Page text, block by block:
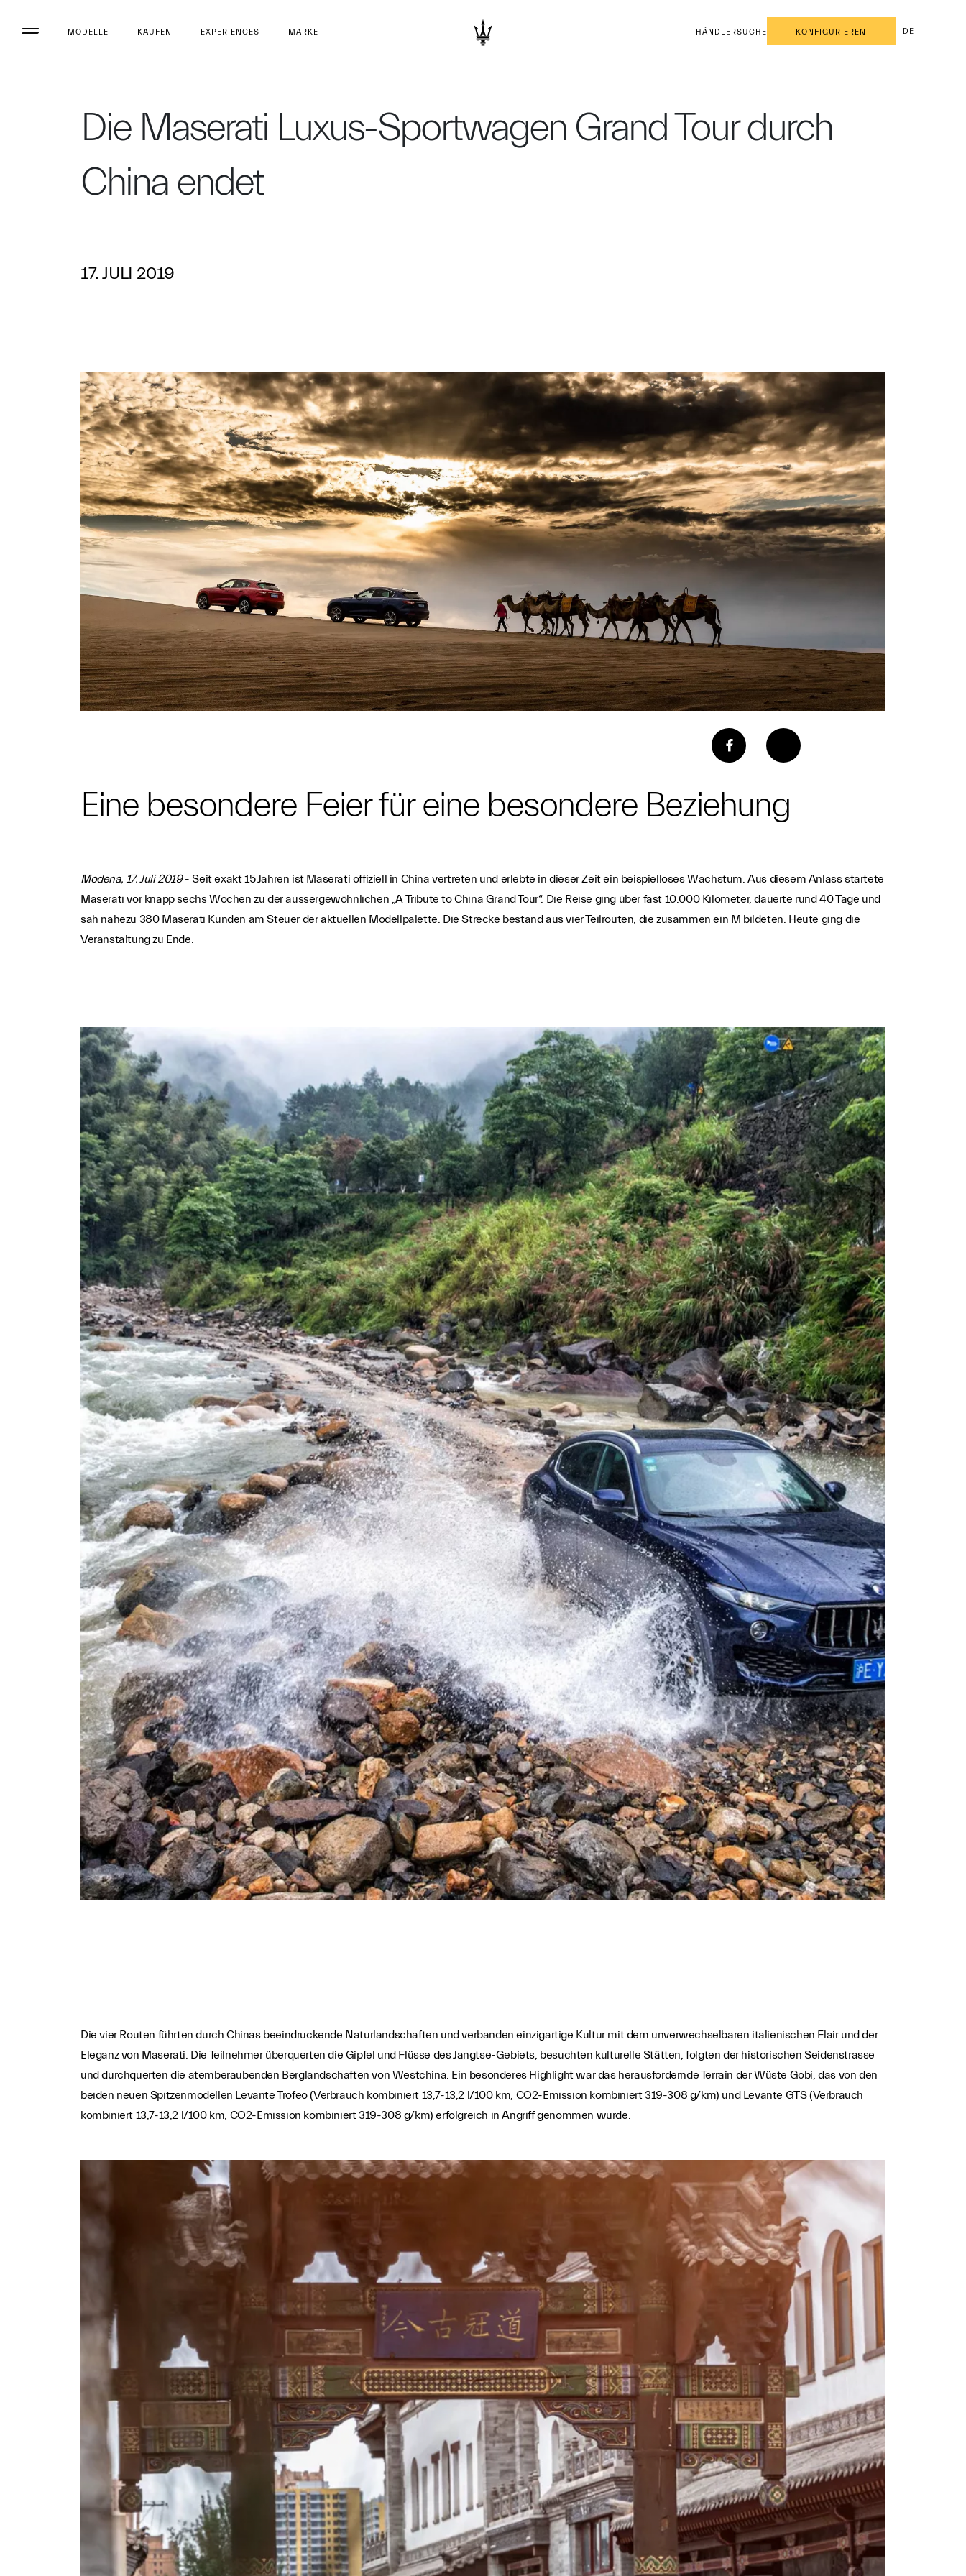
MODELLE KAUFEN EXPERIENCES MARKE HÄNDLERSUCHE KONFIGURIEREN DE
Die Maserati Luxus-Sportwagen Grand Tour durch
China endet
17. JULI 2019
Eine besondere Feier für eine besondere Beziehung
Modena, 17. Juli 2019- Seit exakt 15 Jahren ist Maserati offiziell in China vertreten und erlebte in dieser Zeit ein beispielloses Wachstum. Aus diesem Anlass startete
Maserati vor knapp sechs Wochen zu der aussergewöhnlichen „A Tribute to China Grand Tour“. Die Reise ging über fast 10.000 Kilometer, dauerte rund 40 Tage und
sah nahezu 380 Maserati Kunden am Steuer der aktuellen Modellpalette. Die Strecke bestand aus vier Teilrouten, die zusammen ein M bildeten. Heute ging die
Veranstaltung zu Ende.
Die vier Routen führten durch Chinas beeindruckende Naturlandschaften und verbanden einzigartige Kultur mit dem unverwechselbaren italienischen Flair und der
Eleganz von Maserati. Die Teilnehmer überquerten die Gipfel und Flüsse des Jangtse-Gebiets, besuchten kulturelle Stätten, folgten der historischen Seidenstrasse
und durchquerten die atemberaubenden Berglandschaften von Westchina. Ein besonderes Highlight war das herausfordernde Terrain der Wüste Gobi, das von den
beiden neuen Spitzenmodellen Levante Trofeo (Verbrauch kombiniert 13,7-13,2 l/100 km, CO2-Emission kombiniert 319-308 g/km) und Levante GTS (Verbrauch
kombiniert 13,7-13,2 l/100 km, CO2-Emission kombiniert 319-308 g/km) erfolgreich in Angriff genommen wurde.